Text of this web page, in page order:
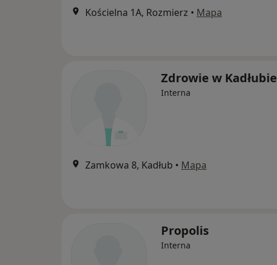
Kościelna 1A, Rozmierz • Mapa
Zdrowie w Kadłubie
Interna
Zamkowa 8, Kadłub • Mapa
Propolis
Interna